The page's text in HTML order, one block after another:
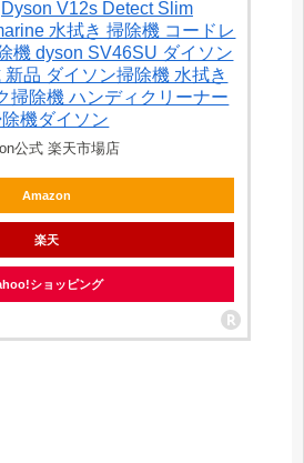
Dyson V12s Detect Slim
水拭き 掃除機 コードレ
機 dyson SV46SU ダイソン
新品 ダイソン掃除機 水拭き
掃除機 ハンディクリーナー
機ダイソン
公式 楽天市場店
Amazon
楽天
ショッピング